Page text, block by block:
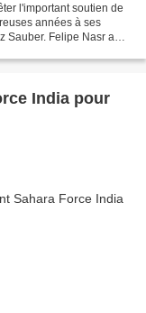
l'important soutien de
années à ses
Sauber. Felipe Nasr a
India pour